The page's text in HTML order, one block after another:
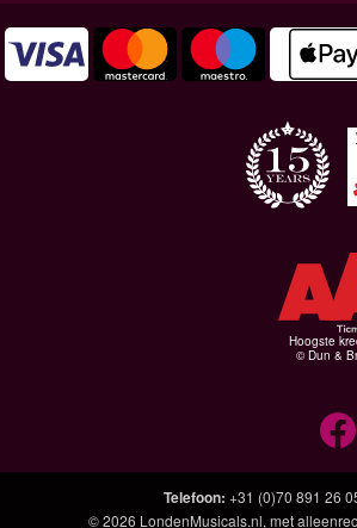
Hoogste
© Dun &
Telefoon: +31 (0)70 891 26
© 2026 LondenMusicals.nl, met